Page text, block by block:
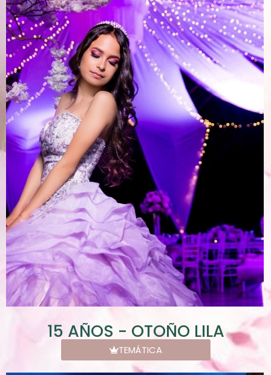
15 AÑOS - OTOÑO LILA
TEMÁTICA